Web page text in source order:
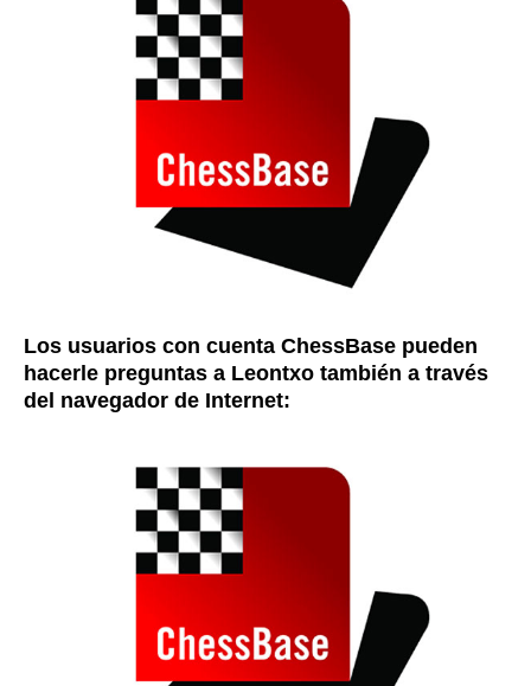
Los usuarios con cuenta ChessBase pueden
hacerle preguntas a Leontxo también a través
del navegador de Internet: